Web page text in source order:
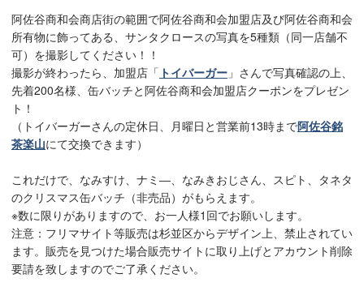
阿佐谷商和会商店街の範囲で阿佐谷商和会加盟店及び阿佐谷商和会
所有物に飾ってある、サンタクロースの写真を5種類（同一店舗不
可）を撮影してください！！
撮影が終わったら、加盟店「 トイバーガー 」さんで写真確認の上、
先着200名様、缶バッチと阿佐谷商和会加盟店クーポンをプレゼン
ト！
（トイバーガーさんの定休日、月曜日と営業前13時まで阿佐谷銘
茶楽山にて交換できます）
これだけで、なみすけ、ナミ―、なみきおじさん、スピト、タネタ
のクリスマス缶バッチ（非売品）がもらえます。
※数に限りがありますので、お一人様1回でお願いします。
注意：フリマサイト等販売は杉並区からデザイン上、禁止されてい
ます。販売を見つけた場合販売サイトに取り上げとアカウント削除
要請を致しますのでご了承ください。